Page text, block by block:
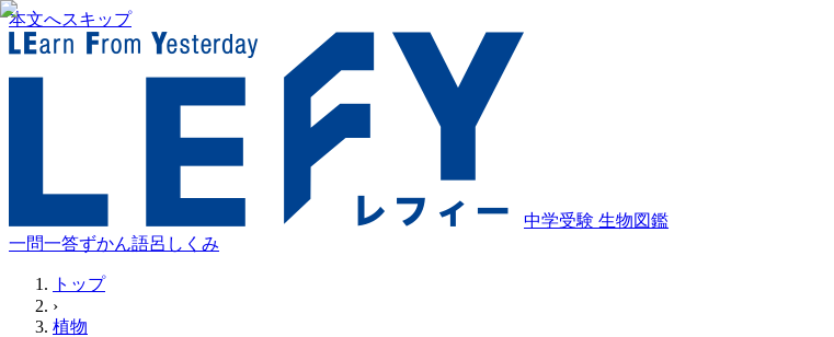
本文へスキップ
中学受験 生物図鑑
一問一答ずかん語呂 しくみ
トップ
›
植物